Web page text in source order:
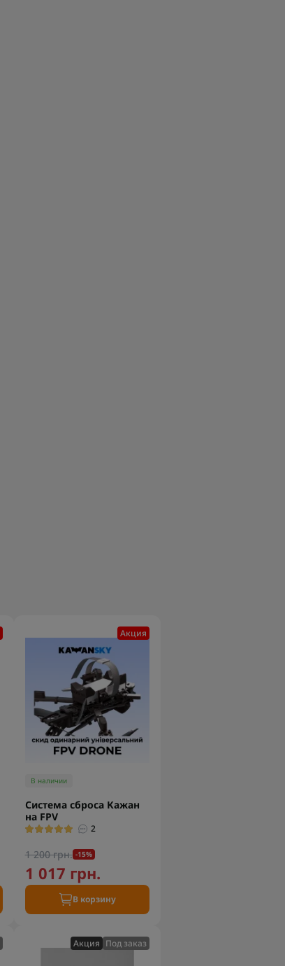
Акция
В наличии
Система сброса Кажан
на FPV
2
1 200 грн. -15%
1 017 грн.
В корзину
Акция Под заказ